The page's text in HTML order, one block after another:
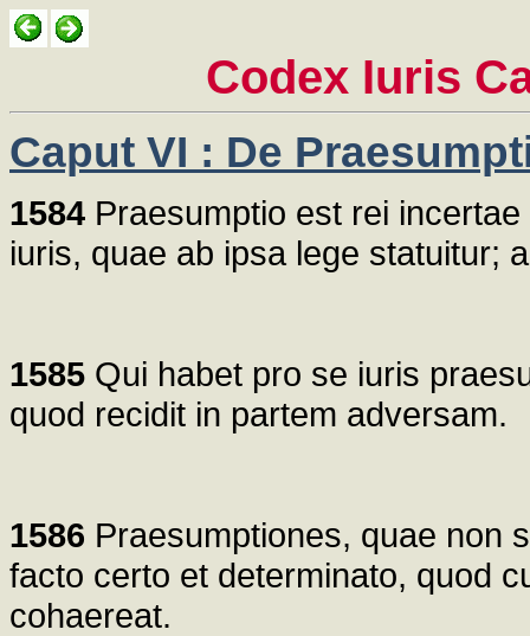
Codex Iuris
Caput VI : De
1584 Praesumptio est rei
iuris, quae ab ipsa lege statuitur;
1585 Qui habet pro se iuris
quod recidit in partem adversam.
1586 Praesumptiones, quae non
facto certo et determinato, quod
cohaereat.